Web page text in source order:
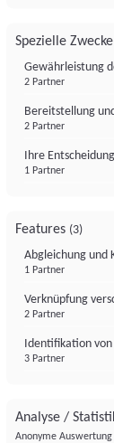
Spezielle Zwecke
Gewährleistung
2 Partner
Bereitstellung
2 Partner
Ihre
1 Partner
Features (3)
Abgleichung und
1 Partner
Verknüpfung
2 Partner
Identifikation
3 Partner
Analyse /
Anonyme